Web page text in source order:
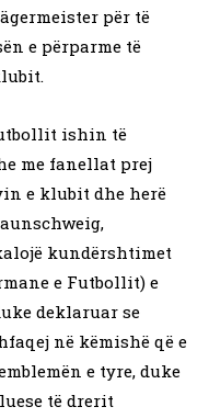
për të
e përparme të
ishin të
me fanellat prej
e klubit dhe herë
kundërshtimet
e Futbollit) e
deklaruar se
në këmishë që e
e tyre, duke
të drerit